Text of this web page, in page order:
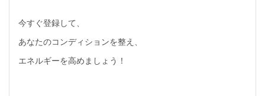
今すぐ登録して、
あなたのコンディションを整え、
エネルギーを高めましょう！